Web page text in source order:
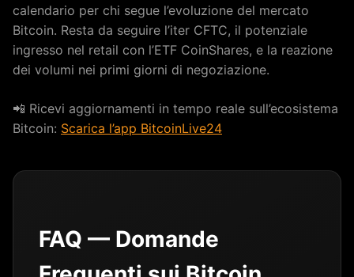
calendario per chi segue l’evoluzione del mercato
Bitcoin. Resta da seguire l’iter CFTC, il potenziale
ingresso nel retail con l’ETF CoinShares, e la reazione
dei volumi nei primi giorni di negoziazione.
📲 Ricevi aggiornamenti in tempo reale sull’ecosistema
Bitcoin: Scarica l’app BitcoinLive24
FAQ — Domande